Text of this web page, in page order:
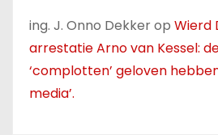
ing. J. Onno Dekkerop Wierd
arrestatie Arno van Kessel:
‘complotten’ geloven
media’.